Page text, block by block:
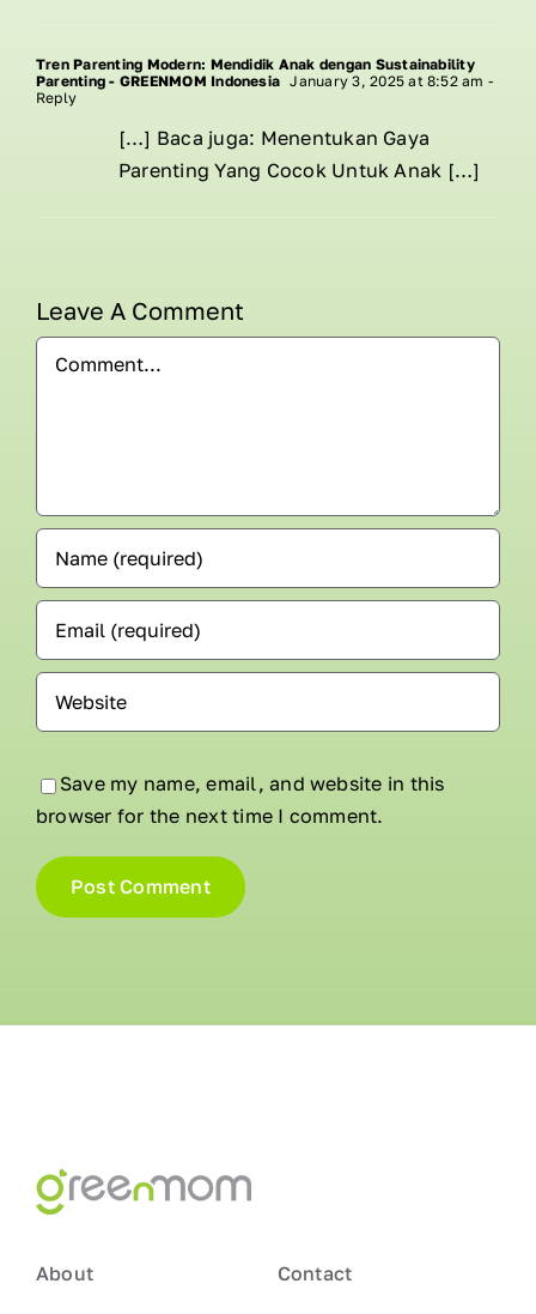
Tren Parenting Modern: Mendidik Anak dengan Sustainability
Parenting - GREENMOM Indonesia January 3, 2025 at 8:52 am -
Reply
[…] Baca juga: Menentukan Gaya
Parenting Yang Cocok Untuk Anak […]
Leave A Comment
Comment
Save my name, email, and website in this
browser for the next time I comment.
About Contact